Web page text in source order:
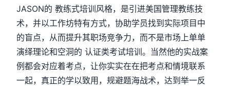
JASON的 教练式培训风格，是引进美国管理教练技
术，并以工作坊特有方式，协助学员找到实际项目中
的盲点，从而提升其职场竞争力，而不是市场上单单
演绎理论和空洞的 认证类考试培训。当然他的实战案
例都会对应着考点，让你实实在在把考点和情境联系
一起，真正的学以致用，规避题海战术，达到举一反